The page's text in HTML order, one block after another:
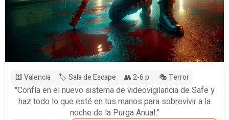
🕍 Valencia 🏷️ Sala de Escape 👥 2-6 p. 🎭 Terror
"Confía en el nuevo sistema de videovigilancia de Safe y
haz todo lo que esté en tus manos para sobrevivir a la
noche de la Purga Anual."